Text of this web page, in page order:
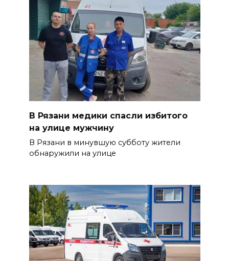
В Рязани медики спасли избитого
на улице мужчину
В Рязани в минувшую субботу жители
обнаружили на улице